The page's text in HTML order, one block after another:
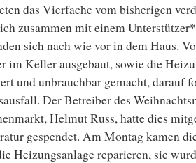
das Vierfache vom bisherigen
zusammen mit einem
sich nach wie vor in dem Haus.
im Keller ausgebaut, sowie die
und unbrauchbar gemacht, darauf
Der Betreiber des
Helmut Russ, hatte dies
gespendet. Am Montag kamen
Heizungsanlage reparieren, sie